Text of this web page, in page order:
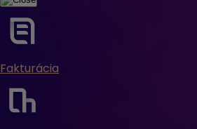
Fakturácia